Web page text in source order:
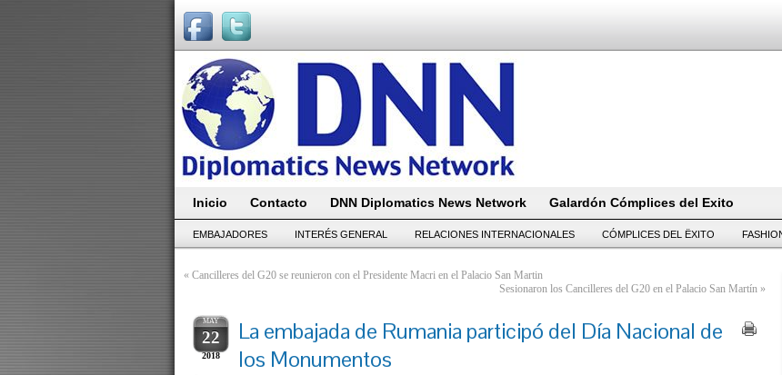
Inicio Contacto DNN Diplomatics News Network Galardón Cómplices del Exito
EMBAJADORES INTERÉS GENERAL RELACIONES INTERNACIONALES CÓMPLICES DEL ËXITO
« Cancilleres del G20 se reunieron con el Presidente Macri en el Palacio San Martin
Sesionaron los Cancilleres del G20 en el Palacio San Martín »
MAY
22
2018
La embajada de Rumania participó del Día Nacional de
los Monumentos